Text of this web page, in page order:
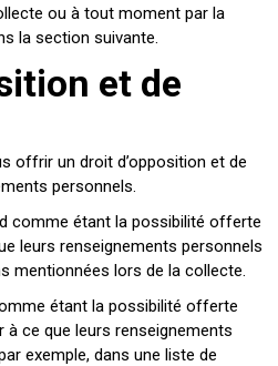
ou à tout moment par la
la section suivante.
et de
offrir un droit d’opposition et de
personnels.
comme étant la possibilité offerte
leurs renseignements personnels
mentionnées lors de la collecte.
étant la possibilité offerte
à ce que leurs renseignements
exemple, dans une liste de